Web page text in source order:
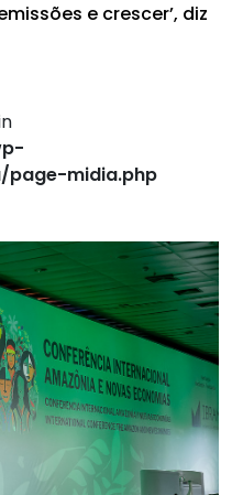
e crescer’, diz
page-midia.php